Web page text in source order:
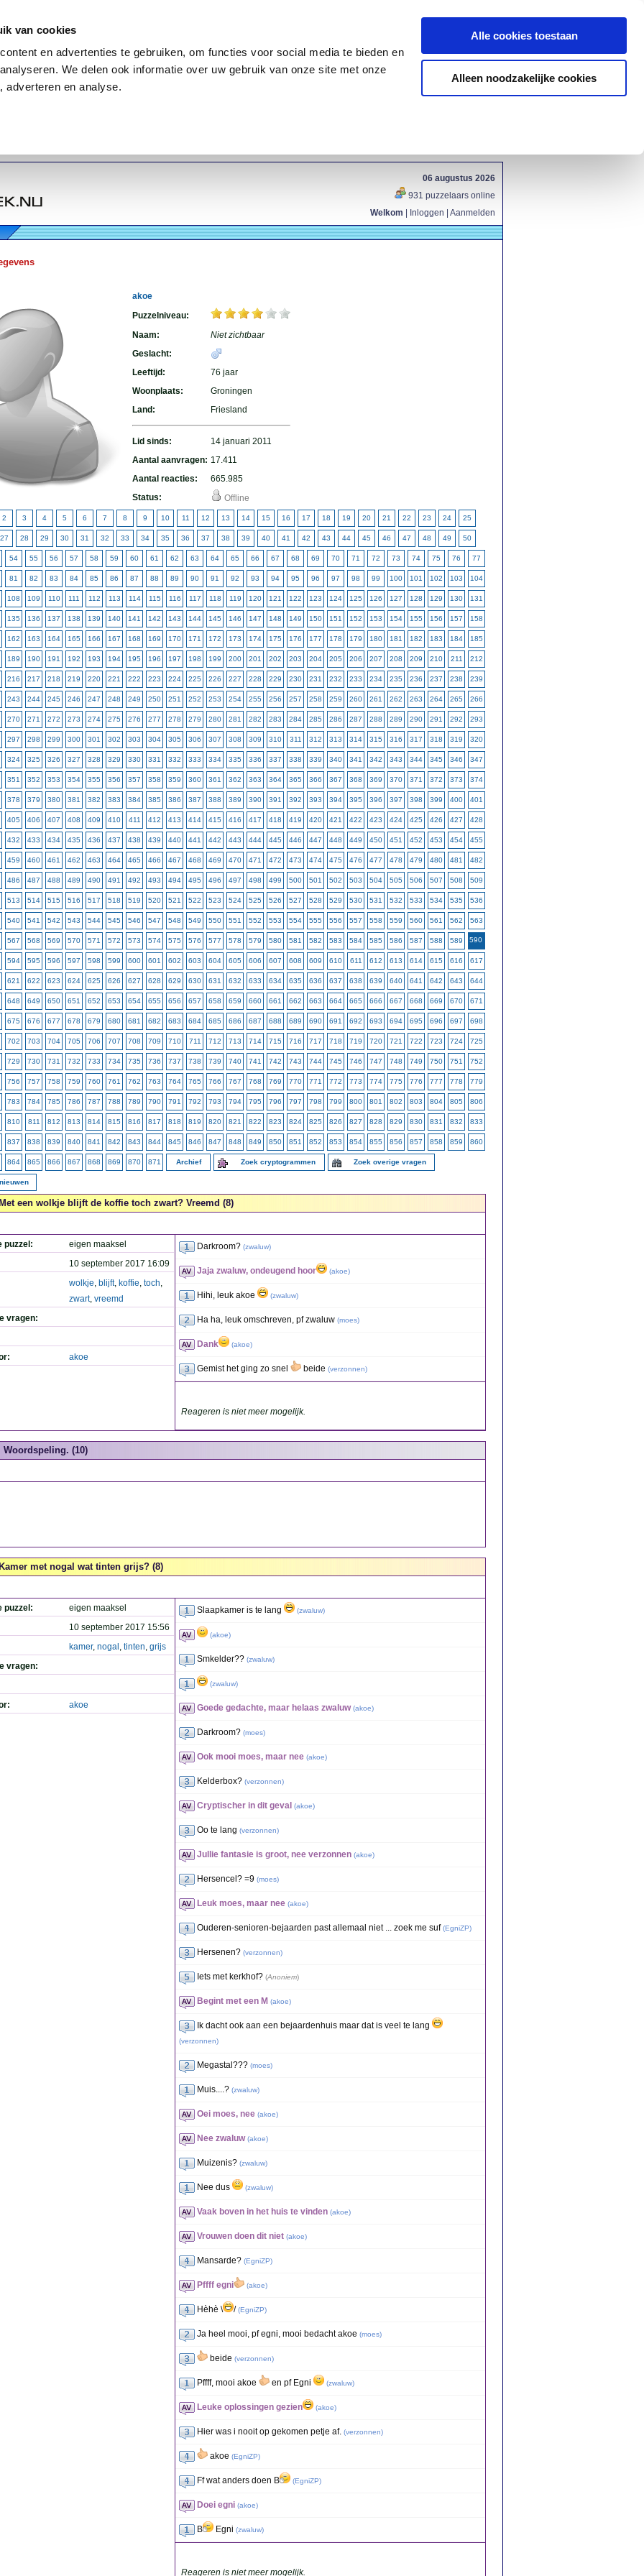
van cookies
en advertenties te gebruiken, om functies voor social media te bieden en
We delen ook informatie over uw gebruik van onze site met onze
adverteren en analyse.
Alle cookies toestaan
Alleen noodzakelijke cookies
06 augustus 2026
931 puzzelaars online
Welkom
Inloggen Aanmelden
akoe
Puzzelniveau:
Naam:
Niet zichtbaar
Geslacht:
Leeftijd:
76 jaar
Woonplaats:
Groningen
Land:
Friesland
Lid sinds:
14 januari 2011
Aantal aanvragen: 17.411
Aantal reacties:
665.985
Status:
Offline
2 3 4 5 6 7 8 9 10 11 12 13 14 15 16 17 18 19 20 21 22 23 24 25
27 28 29 30 31 32 33 34 35 36 37 38 39 40 41 42 43 44 45 46 47 48 49 50
54 55 56 57 58 59 60 61 62 63 64 65 66 67 68 69 70 71 72 73 74 75 76 77
81 82 83 84 85 86 87 88 89 90 91 92 93 94 95 96 97 98 99 100 101 102 103 104
108 109 110 111 112 113 114 115 116 117 118 119 120 121 122 123 124 125 126 127 128 129 130 131
135 136 137 138 139 140 141 142 143 144 145 146 147 148 149 150 151 152 153 154 155 156 157 158
162 163 164 165 166 167 168 169 170 171 172 173 174 175 176 177 178 179 180 181 182 183 184 185
189 190 191 192 193 194 195 196 197 198 199 200 201 202 203 204 205 206 207 208 209 210 211 212
216 217 218 219 220 221 222 223 224 225 226 227 228 229 230 231 232 233 234 235 236 237 238 239
243 244 245 246 247 248 249 250 251 252 253 254 255 256 257 258 259 260 261 262 263 264 265 266
270 271 272 273 274 275 276 277 278 279 280 281 282 283 284 285 286 287 288 289 290 291 292 293
297 298 299 300 301 302 303 304 305 306 307 308 309 310 311 312 313 314 315 316 317 318 319 320
324 325 326 327 328 329 330 331 332 333 334 335 336 337 338 339 340 341 342 343 344 345 346 347
351 352 353 354 355 356 357 358 359 360 361 362 363 364 365 366 367 368 369 370 371 372 373 374
378 379 380 381 382 383 384 385 386 387 388 389 390 391 392 393 394 395 396 397 398 399 400 401
405 406 407 408 409 410 411 412 413 414 415 416 417 418 419 420 421 422 423 424 425 426 427 428
432 433 434 435 436 437 438 439 440 441 442 443 444 445 446 447 448 449 450 451 452 453 454 455
459 460 461 462 463 464 465 466 467 468 469 470 471 472 473 474 475 476 477 478 479 480 481 482
486 487 488 489 490 491 492 493 494 495 496 497 498 499 500 501 502 503 504 505 506 507 508 509
513 514 515 516 517 518 519 520 521 522 523 524 525 526 527 528 529 530 531 532 533 534 535 536
540 541 542 543 544 545 546 547 548 549 550 551 552 553 554 555 556 557 558 559 560 561 562 563
567 568 569 570 571 572 573 574 575 576 577 578 579 580 581 582 583 584 585 586 587 588 589 590
594 595 596 597 598 599 600 601 602 603 604 605 606 607 608 609 610 611 612 613 614 615 616 617
621 622 623 624 625 626 627 628 629 630 631 632 633 634 635 636 637 638 639 640 641 642 643 644
648 649 650 651 652 653 654 655 656 657 658 659 660 661 662 663 664 665 666 667 668 669 670 671
675 676 677 678 679 680 681 682 683 684 685 686 687 688 689 690 691 692 693 694 695 696 697 698
702 703 704 705 706 707 708 709 710 711 712 713 714 715 716 717 718 719 720 721 722 723 724 725
729 730 731 732 733 734 735 736 737 738 739 740 741 742 743 744 745 746 747 748 749 750 751 752
756 757 758 759 760 761 762 763 764 765 766 767 768 769 770 771 772 773 774 775 776 777 778 779
783 784 785 786 787 788 789 790 791 792 793 794 795 796 797 798 799 800 801 802 803 804 805 806
810 811 812 813 814 815 816 817 818 819 820 821 822 823 824 825 826 827 828 829 830 831 832 833
837 838 839 840 841 842 843 844 845 846 847 848 849 850 851 852 853 854 855 856 857 858 859 860
864 865 866 867 868 869 870 871 Archief Zoek cryptogrammen Zoek overige vragen
een wolkje blijft de koffie toch zwart? Vreemd (8)
puzzel:
eigen maaksel
10 september 2017 16:09
wolkje, blijft, koffie, toch,
zwart, vreemd
vragen:
akoe
Darkroom? (zwaluw)
Jaja zwaluw, ondeugend hoor (akoe)
Hihi, leuk akoe (zwaluw)
Ha ha, leuk omschreven, pf zwaluw (moes)
Dank (akoe)
Gemist het ging zo snel beide (verzonnen)
Reageren is niet meer mogelijk.
Woordspeling. (10)
met nogal wat tinten grijs? (8)
puzzel:
eigen maaksel
10 september 2017 15:56
kamer, nogal , tinten, grijs
vragen:
akoe
Slaapkamer is te lang (zwaluw)
(akoe)
Smkelder?? (zwaluw)
(zwaluw)
Goede gedachte, maar helaas zwaluw (akoe)
Darkroom? (moes)
Ook mooi moes, maar nee (akoe)
Kelderbox? (verzonnen)
Cryptischer in dit geval (akoe)
Oo te lang (verzonnen)
Jullie fantasie is groot, nee verzonnen (akoe)
Hersencel? =9 (moes)
Leuk moes, maar nee (akoe)
Ouderen-senioren-bejaarden past allemaal niet ... zoek me suf (EgniZP)
Hersenen? (verzonnen)
Iets met kerkhof? (Anoniem)
Begint met een M (akoe)
Ik dacht ook aan een bejaardenhuis maar dat is veel te lang
(verzonnen)
Megastal??? (moes)
Muis....? (zwaluw)
Oei moes, nee (akoe)
Nee zwaluw (akoe)
Muizenis? (zwaluw)
Nee dus (zwaluw)
Vaak boven in het huis te vinden (akoe)
Vrouwen doen dit niet (akoe)
Mansarde? (EgniZP)
Pffff egni (akoe)
Hèhè \ / (EgniZP)
Ja heel mooi, pf egni, mooi bedacht akoe (moes)
beide (verzonnen)
Pffff, mooi akoe en pf Egni (zwaluw)
Leuke oplossingen gezien (akoe)
Hier was i nooit op gekomen petje af. (verzonnen)
akoe (EgniZP)
Ff wat anders doen B (EgniZP)
Doei egni (akoe)
B Egni (zwaluw)
Reageren is niet meer mogelijk.